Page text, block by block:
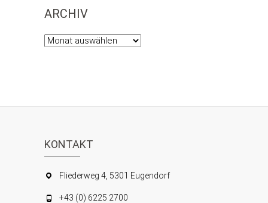
ARCHIV
Archiv
KONTAKT
Fliederweg 4, 5301 Eugendorf
+43 (0) 6225 2700